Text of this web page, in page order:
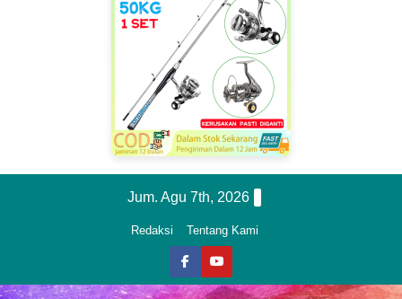
Jum. Agu 7th, 2026
Redaksi Tentang Kami